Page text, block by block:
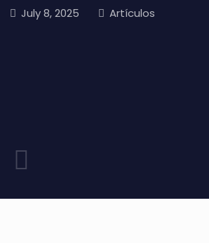
July 8, 2025 Artículos